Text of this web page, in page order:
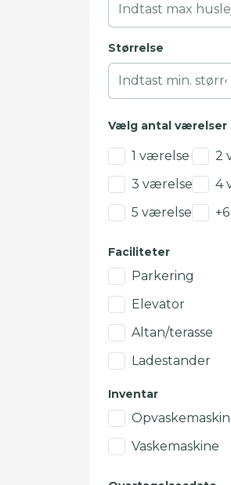
Størrelse
Vælg antal værelser
1 værelse
2
3 værelser
4
5 værelser
Faciliteter
Parkering
Elevator
Altan/terasse
Ladestander
Inventar
Vaskemaskine